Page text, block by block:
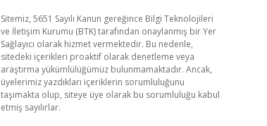
Sitemiz, 5651 Sayılı Kanun gereğince Bilgi Teknolojileri
ve İletişim Kurumu (BTK) tarafından onaylanmış bir Yer
Sağlayıcı olarak hizmet vermektedir. Bu nedenle,
sitedeki içerikleri proaktif olarak denetleme veya
araştırma yükümlülüğümüz bulunmamaktadır. Ancak,
üyelerimiz yazdıkları içeriklerin sorumluluğunu
taşımakta olup, siteye üye olarak bu sorumluluğu kabul
etmiş sayılırlar.